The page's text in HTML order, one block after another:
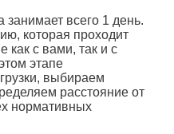
занимает всего 1 день.
которая проходит
как с вами, так и с
этапе
выбираем
расстояние от
нормативных